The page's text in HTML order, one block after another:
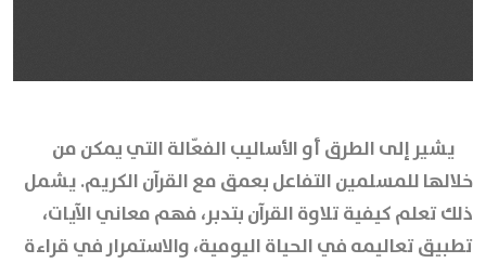
يشير إلى الطرق أو الأساليب الفعّالة التي يمكن من
خلالها للمسلمين التفاعل بعمق مع القرآن الكريم. يشمل
ذلك تعلم كيفية تلاوة القرآن بتدبر، فهم معاني الآيات،
تطبيق تعاليمه في الحياة اليومية، والاستمرار في قراءة